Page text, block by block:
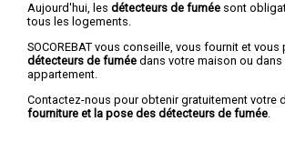
Aujourd'hui, les détecteurs de fumée sont
tous les logements.
SOCOREBAT vous conseille, vous fournit et vous
détecteurs de fumée dans votre maison ou dans
appartement.
Contactez-nous pour obtenir gratuitement votre
fourniture et la pose des détecteurs de fumée